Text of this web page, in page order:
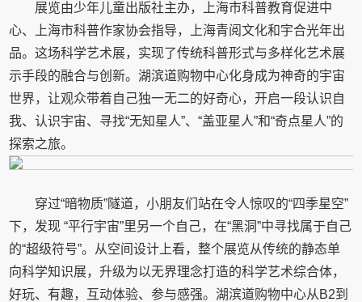
展览由少年儿童出版社主办，上海市科普教育促进中
心、上海市科普作家协会指导，上海青阅文化和宇合光年出
品。这场科学艺术展，实现了传统科普形式与多样化艺术展
示手段的融合与创新。湖滨道购物中心化身成为神奇的宇宙
世界，让观众带着自己独一无二的好奇心，开启一段认识自
我、认识宇宙、寻找“无知星人”、“盖亚星人”和“奇点星人”的
探索之旅。
穿过“暗物质”隧道，小朋友们站在令人惊叹的“四季星空”
下，发现 “平行宇宙”里另一个自己，在“黑洞”中寻找属于自己
的“超级符号”。从空间设计上看，整个展览从传统的静态单
向科学知识展，升级为以无界理念打造的科学艺术综合体，
好玩、有趣，互动体验、参与感强。湖滨道购物中心从B2到